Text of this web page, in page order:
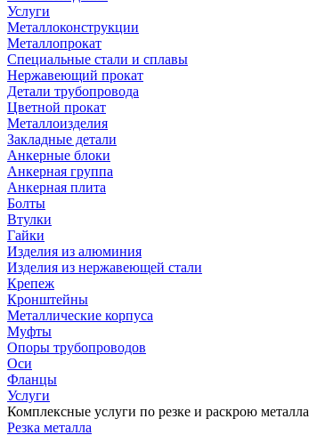
Услуги
Металлоконструкции
Металлопрокат
Специальные стали и сплавы
Нержавеющий прокат
Детали трубопровода
Цветной прокат
Металлоизделия
Закладные детали
Анкерные блоки
Анкерная группа
Анкерная плита
Болты
Втулки
Гайки
Изделия из алюминия
Изделия из нержавеющей стали
Крепеж
Кронштейны
Металлические корпуса
Муфты
Опоры трубопроводов
Оси
Фланцы
Услуги
Комплексные услуги по резке и раскрою металла
Резка металла